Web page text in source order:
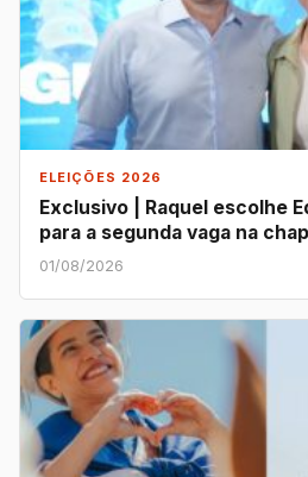
ELEIÇÕES 2026
Exclusivo | Raquel escolhe
para a segunda vaga na
01/08/2026